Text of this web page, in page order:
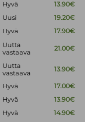
Hyvä
13.90€
Uusi
19.20€
Hyvä
17.90€
Uutta
vastaava
21.00€
Uutta
vastaava
13.90€
Hyvä
17.00€
Hyvä
13.90€
Hyvä
14.90€